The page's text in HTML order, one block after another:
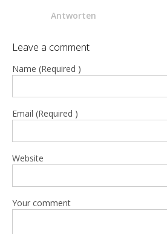
Antworten
Leave a comment
Name (Required )
Email (Required )
Website
Your comment